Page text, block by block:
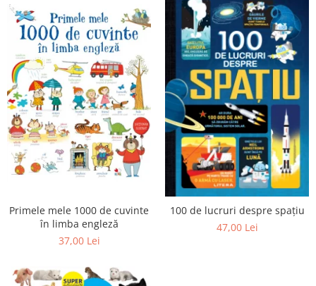
Primele mele 1000 de cuvinte
în limba engleză
37,00 Lei
100 de lucruri despre spațiu
47,00 Lei